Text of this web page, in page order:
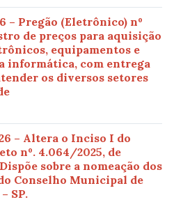
– Pregão (Eletrônico) nº
de preços para aquisição
equipamentos e
informática, com entrega
os diversos setores
– Altera o Inciso I do
nº. 4.064/2025, de
sobre a nomeação dos
Conselho Municipal de
SP.